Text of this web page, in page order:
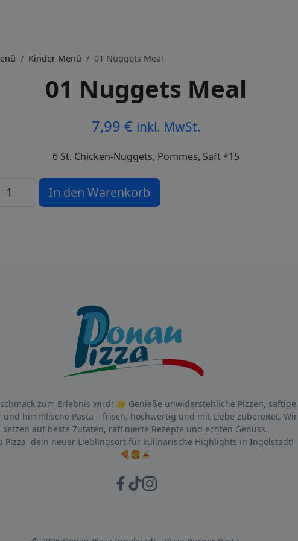
Kinder Menü 01 Nuggets Meal
01 Nuggets Meal
7,99 € inkl. MwSt.
6 St. Chicken-Nuggets, Pommes, Saft *15
Nuggets Meal Menge
In den Warenkorb
zum Erlebnis wird! 🌟 Genieße unwiderstehliche Pizzen, saftige
und himmlische Pasta – frisch, hochwertig und mit Liebe zubereitet. Wir
setzen auf beste Zutaten, raffinierte Rezepte und echten Genuss.
Pizza, dein neuer Lieblingsort für kulinarische Highlights in Ingolstadt!
🍕🍔🍝